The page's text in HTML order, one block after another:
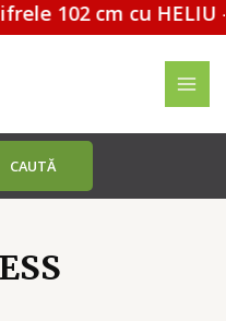
102 cm cu HELIU -
CAUTĂ